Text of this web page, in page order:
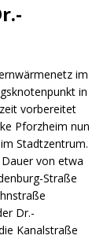
im
in
vorbereitet
Pforzheim nun
Stadtzentrum.
von etwa
Straße
Dr.-
Kanalstraße